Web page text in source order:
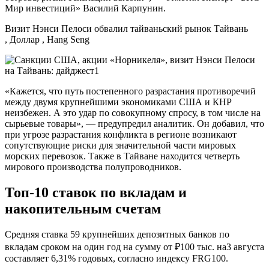
Мир инвестиций» Василий Карпунин.
Визит Нэнси Пелоси обвалил тайваньский рынок Тайвань
, Доллар , Hang Seng
«Кажется, что путь постепенного разрастания противоречий
между двумя крупнейшими экономиками США и КНР
неизбежен. А это удар по совокупному спросу, в том числе на
сырьевые товары», — предупредил аналитик. Он добавил, что
при угрозе разрастания конфликта в регионе возникают
сопутствующие риски для значительной части мировых
морских перевозок. Также в Тайване находится четверть
мирового производства полупроводников.
Топ-10 ставок по вкладам и
накопительным счетам
Средняя ставка 59 крупнейших депозитных банков по
вкладам сроком на один год на сумму от ₽100 тыс. на3 августа
составляет 6,31% годовых, согласно индексу FRG100.